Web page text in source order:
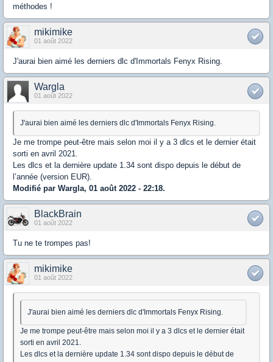
méthodes !
mikimike
01 août 2022
J'aurai bien aimé les derniers dlc d'Immortals Fenyx Rising.
Wargla
01 août 2022
J'aurai bien aimé les derniers dlc d'Immortals Fenyx Rising.
Je me trompe peut-être mais selon moi il y a 3 dlcs et le dernier était
sorti en avril 2021.
Les dlcs et la dernière update 1.34 sont dispo depuis le début de
l’année (version EUR).
Modifié par Wargla, 01 août 2022 - 22:18.
BlackBrain
01 août 2022
Tu ne te trompes pas!
mikimike
01 août 2022
J'aurai bien aimé les derniers dlc d'Immortals Fenyx Rising.
Je me trompe peut-être mais selon moi il y a 3 dlcs et le dernier était
sorti en avril 2021.
Les dlcs et la dernière update 1.34 sont dispo depuis le début de